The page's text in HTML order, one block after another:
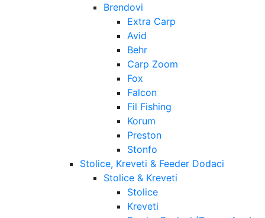
Brendovi
Extra Carp
Avid
Behr
Carp Zoom
Fox
Falcon
Fil Fishing
Korum
Preston
Stonfo
Stolice, Kreveti & Feeder Dodaci
Stolice & Kreveti
Stolice
Kreveti